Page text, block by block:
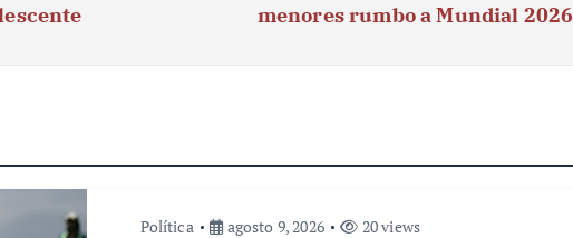
menores rumbo a Mundial 2026
Política agosto 9, 2026 20 views